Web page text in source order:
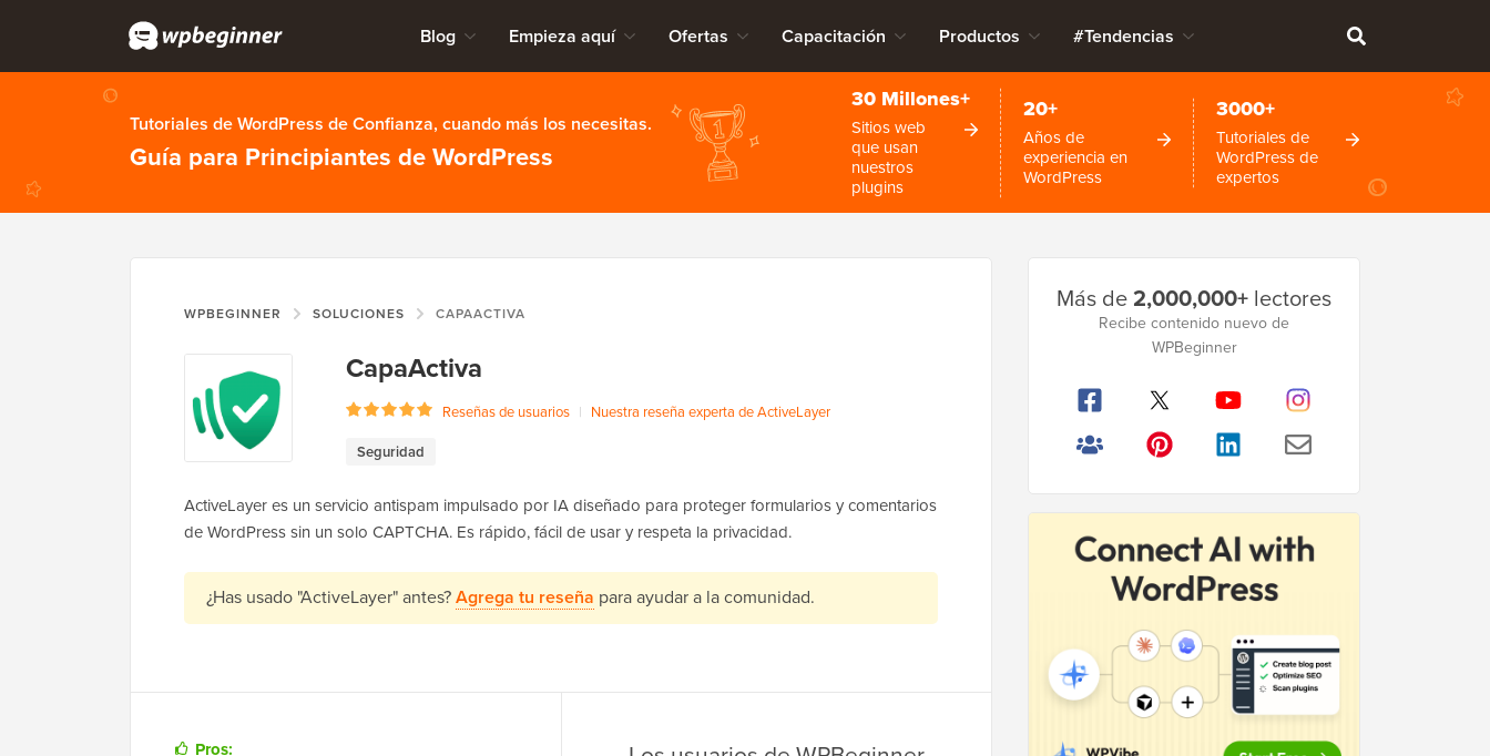
Blog Empieza aquí Ofertas Capacitación Productos #Tendencias
Tutoriales de WordPress de Confianza, cuando más los necesitas.
Guía para Principiantes de WordPress
30 Millones+
Sitios web
que usan
nuestros
plugins
20+
Años de
experiencia en
WordPress
3000+
Tutoriales de
WordPress de
expertos
WPBEGINNER SOLUCIONES CAPAACTIVA
CapaActiva
Reseñas de usuarios | Nuestra reseña experta de ActiveLayer
Seguridad
ActiveLayer es un servicio antispam impulsado por IA diseñado para proteger formularios y comentarios
de WordPress sin un solo CAPTCHA. Es rápido, fácil de usar y respeta la privacidad.
¿Has usado "ActiveLayer" antes?Agrega tu reseña para ayudar a la comunidad.
Pros:
lateral
Más de2,000,000+ lectores
Recibe contenido nuevo de
WPBeginner